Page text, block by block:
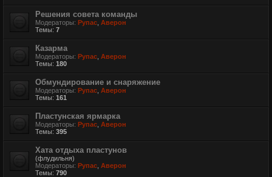
Решения совета команды
Модераторы: Рупас Аверон
Темы: 7
Казарма
Модераторы: Рупас Аверон
Темы: 180
Обмундирование и снаряжение
Модераторы: Рупас Аверон
Темы: 161
Пластунская ярмарка
Модераторы: Рупас Аверон
Темы: 395
Хата отдыха пластунов
(флудильня)
Модераторы: Рупас Аверон
Темы: 790